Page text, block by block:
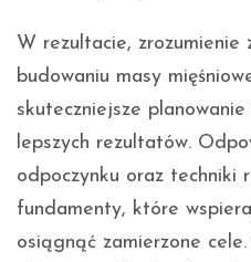
W rezultacie, zrozumienie
budowaniu masy
skuteczniejsze
lepszych rezultatów.
odpoczynku oraz techniki
fundamenty, które
osiągnąć zamierzone